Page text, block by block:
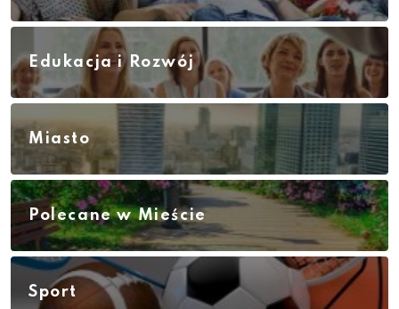
Edukacja i Rozwój
Miasto
Polecane w Mieście
Sport